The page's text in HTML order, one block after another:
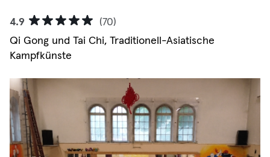
4.9
(70)
Qi Gong und Tai Chi, Traditionell-Asiatische
Kampfkünste